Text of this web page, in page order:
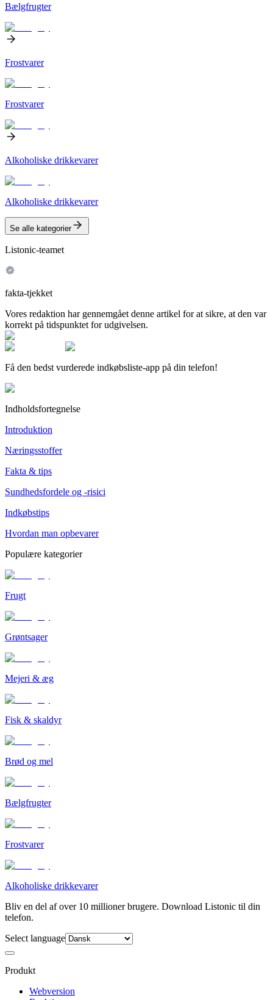
Bælgfrugter
Frostvarer
Frostvarer
Alkoholiske drikkevarer
Alkoholiske drikkevarer
Se alle kategorier
Listonic-teamet
fakta-tjekket
Vores redaktion har gennemgået denne artikel for at sikre, at den var
korrekt på tidspunktet for udgivelsen.
Få den bedst vurderede indkøbsliste-app på din telefon!
Indholdsfortegnelse
Introduktion
Næringsstoffer
Fakta & tips
Sundhedsfordele og -risici
Indkøbstips
Hvordan man opbevarer
Populære kategorier
Frugt
Grøntsager
Mejeri & æg
Fisk & skaldyr
Brød og mel
Bælgfrugter
Frostvarer
Alkoholiske drikkevarer
Bliv en del af over 10 millioner brugere. Download Listonic til din
telefon.
Select language
Produkt
Webversion